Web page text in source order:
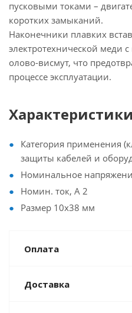
пусковыми токами –
коротких замыканий.
Наконечники плавких
электротехнической меди
олово-висмут, что
процессе эксплуатации.
Характеристики
Категория применения
защиты кабелей и
Номинальное
Номин. ток, А 2
Размер 10х38 мм
Оплата
Доставка